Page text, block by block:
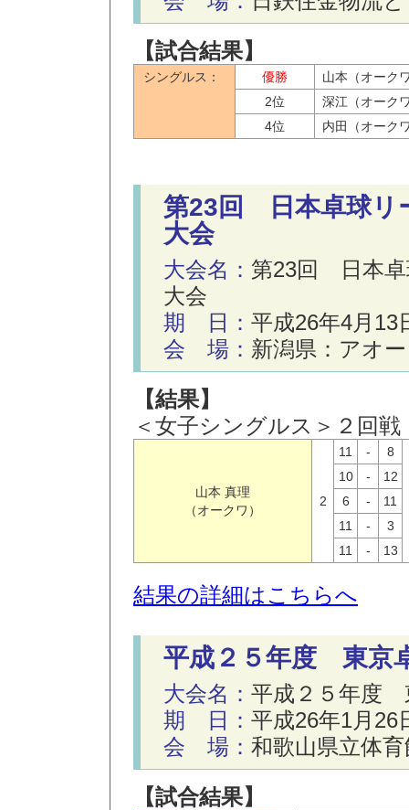
【試合結果】
シングルス： 優勝
山本（オーク
2位
深江（オーク
4位
内田（オーク
第23回 日本卓球リ
大会
大会名： 第23回 日本卓
大会
期 日： 平成26年4月13
会 場： 新潟県：アオ
【結果】
＜女子シングルス＞２回戦
山本 真理
（オークワ）
2
11 -
8
10
-
12
6
-
11
11
-
3
11
- 13
結果の詳細はこちらへ
平成２５年度 東京
大会名： 平成２５年度
期 日： 平成26年1月26
会 場： 和歌山県立体育
【試合結果】